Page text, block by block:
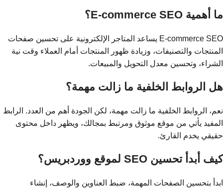
ما أهمية E-commerce SEO؟
E-commerce SEO يساعد المتاجر الإلكترونية على تحسين صفحات
المنتجات والتصنيفات، وزيادة ظهور المنتجات أمام العملاء وقت نية
الشراء، وتحسين معدل التحويل والمبيعات.
هل الروابط الخلفية ما زالت مهمة؟
نعم، الروابط الخلفية ما زالت مهمة، لكن الجودة أهم من العدد. الرابط
المفيد يأتي من موقع موثوق ومرتبط بمجالك، ويظهر داخل محتوى
حقيقي يخدم القارئ.
كيف أبدأ تحسين SEO لموقع ووردبريس؟
ابدأ بتحسين الصفحات المهمة، ضبط العناوين والوصف، إنشاء